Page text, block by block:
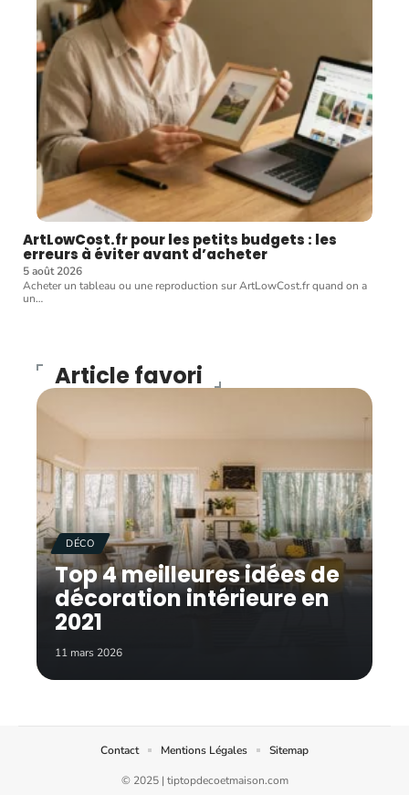
ArtLowCost.fr pour les petits budgets : les
erreurs à éviter avant d’acheter
5 août 2026
Acheter un tableau ou une reproduction sur ArtLowCost.fr quand on a
un…
Article favori
DÉCO
Top 4 meilleures idées de
décoration intérieure en
2021
11 mars 2026
© 2025 | tiptopdecoetmaison.com
Contact Mentions Légales Sitemap